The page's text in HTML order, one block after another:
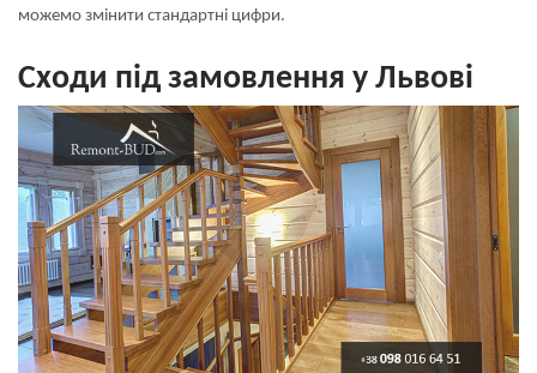
можемо змінити стандартні цифри.
Сходи під замовлення у Львові